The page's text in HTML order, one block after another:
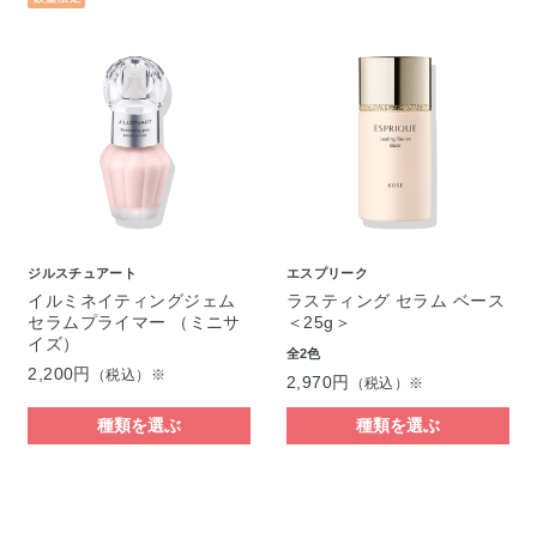
ジルスチュアート
イルミネイティングジェム
セラムプライマー （ミニサ
イズ）
2,200円
（税込）※
種類を選ぶ
エスプリーク
ラスティング セラム ベース
＜25g＞
全2色
2,970円 （税込）※
種類を選ぶ